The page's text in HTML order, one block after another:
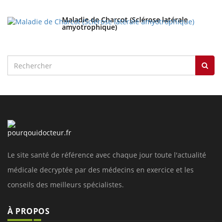
Maladie de Charcot (Sclérose latérale
amyotrophique)
Le site santé de référence avec chaque jour toute l'actualité
médicale decryptée par des médecins en exercice et les
conseils des meilleurs spécialistes.
À PROPOS